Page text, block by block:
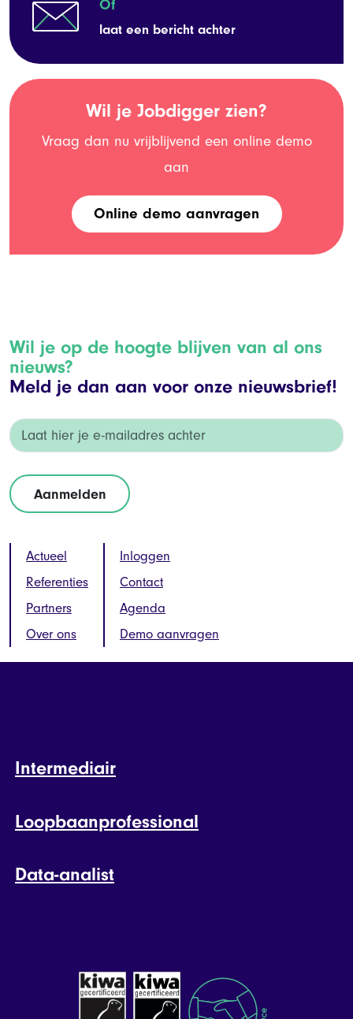
Of
laat een bericht achter
Wil je Jobdigger zien?
Vraag dan nu vrijblijvend een online demo
aan
Online demo aanvragen
Wil je op de hoogte blijven van al ons
nieuws?
Meld je dan aan voor onze nieuwsbrief!
Actueel
Referenties
Partners
Over ons
Inloggen
Contact
Agenda
Demo aanvragen
Intermediair
Loopbaanprofessional
Data-analist